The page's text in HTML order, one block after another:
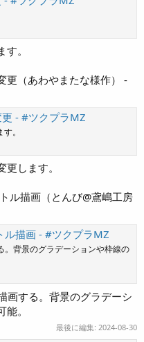
。
更（あわやまたな様作） -
- #ツクプラMZ
。
します。
ル描画（とんび@鳶嶋工房
ル描画 - #ツクプラMZ
。背景のグラデーションや枠線の
画する。背景のグラデーシ
。
最後に編集: 2024-08-30